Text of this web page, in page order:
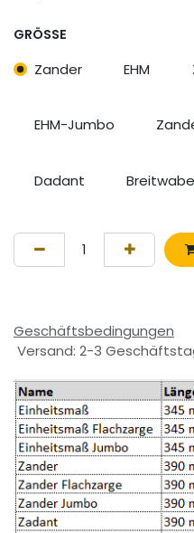
GRÖSSE
Zander EHM
EHM-Jumbo
Dadant Breitwabe
Geschäftsbedingungen
Versand: 2-3